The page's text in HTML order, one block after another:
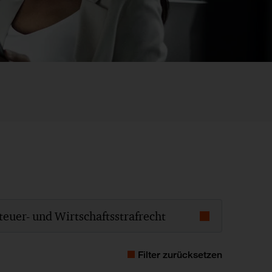
und Wirtschaftsstrafrecht
Filter zurücksetzen